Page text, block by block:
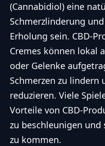
(Cannabidiol) eine
Schmerzlinderung
Erholung sein. CBD-
Cremes können lokal
oder Gelenke
Schmerzen zu lindern
reduzieren. Viele
Vorteile von CBD-
zu beschleunigen und
zu kommen.